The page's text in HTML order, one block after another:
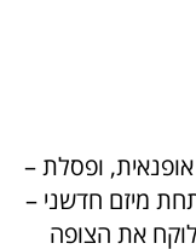
ופסלת –
מיזם חדשני –
את הצופה